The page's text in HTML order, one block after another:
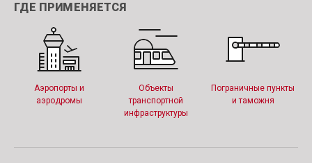
ГДЕ ПРИМЕНЯЕТСЯ
Аэропорты и
аэродромы
Объекты
транспортной
инфраструктуры
Пограничные пункты
и таможня